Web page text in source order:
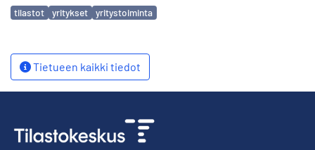
Avainsanat
tilastot yritykset yritystoiminta
Tietueen kaikki tiedot